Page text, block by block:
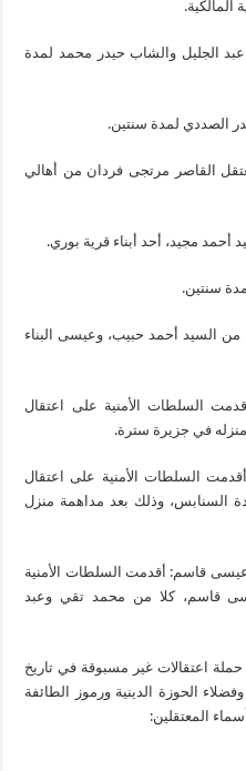
المالكية.
الجليل والشاب حيدر محمد لمدة
الصددي لمدة سنتين.
القاصر مرتجى فردان من أهالي
مجيد، أحد أبناء قرية بوري.
سنتين.
السيد أحمد حبيب، وعيسى البناء
السلطات الأمنية على اعتقال
في جزيرة سترة.
السلطات الأمنية على اعتقال
السنابس، وذلك بعد مداهمة منزل
عيسى قاسم: أقدمت السلطات الأمنية
قاسم، كلا من محمد تقي وعبد
اعتقالات غير مسبوقة في تاريخ
الحوزة الدينية ورموز الطائفة
المعتقلين: